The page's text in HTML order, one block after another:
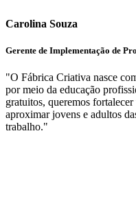
Carolina Souza
Gerente de Implementação de
"O Fábrica Criativa nasce
por meio da educação
gratuitos, queremos
aproximar jovens e adultos
trabalho."